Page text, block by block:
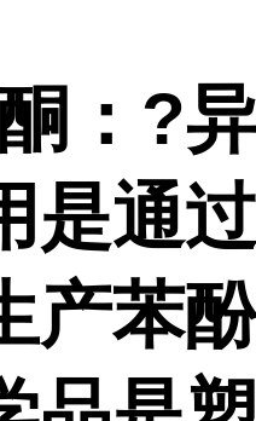
：?
是通
产苯